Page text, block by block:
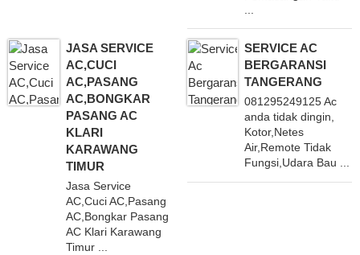
JASA SERVICE
AC,CUCI
AC,PASANG
AC,BONGKAR
PASANG AC
KLARI
KARAWANG
TIMUR
Jasa Service
AC,Cuci AC,Pasang
AC,Bongkar Pasang
AC Klari Karawang
Timur ...
SERVICE AC
BERGARANSI
TANGERANG
081295249125 Ac
anda tidak dingin,
Kotor,Netes
Air,Remote Tidak
Fungsi,Udara Bau ...